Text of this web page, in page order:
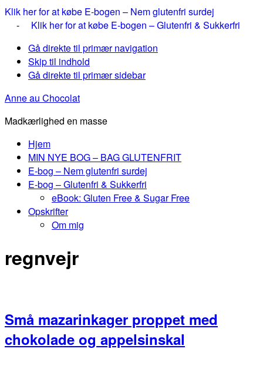
Klik her for at købe E-bogen – Nem glutenfri surdej
- Klik her for at købe E-bogen – Glutenfri & Sukkerfri
Gå direkte til primær navigation
Skip til indhold
Gå direkte til primær sidebar
Anne au Chocolat
Madkærlighed en masse
Hjem
MIN NYE BOG – BAG GLUTENFRIT
E-bog – Nem glutenfri surdej
E-bog – Glutenfri & Sukkerfri
eBook: Gluten Free & Sugar Free
Opskrifter
Om mig
regnvejr
Små mazarinkager proppet med
chokolade og appelsinskal